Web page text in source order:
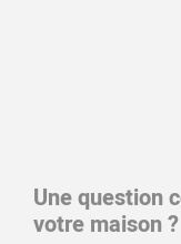
Une question
votre maison ?